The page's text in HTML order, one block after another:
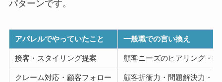
パターンです。
アパレルでやっていたこと 一般職での言い換え
接客・スタイリング提案 顧客ニーズのヒアリング・
クレーム対応・顧客フォロー 顧客折衝力・問題解決力・